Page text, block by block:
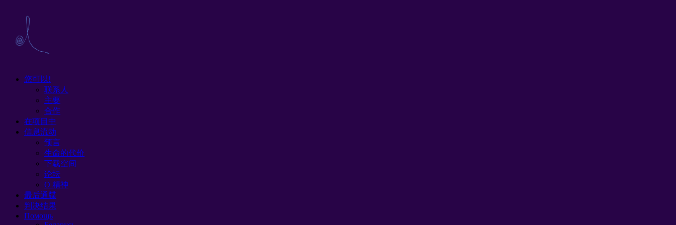
您可以!
联系人
主要
合作
在项目中
信息流动
预言
生命的代价
下载空间
论坛
O 精神
最后通牒
判决结果
Помощь